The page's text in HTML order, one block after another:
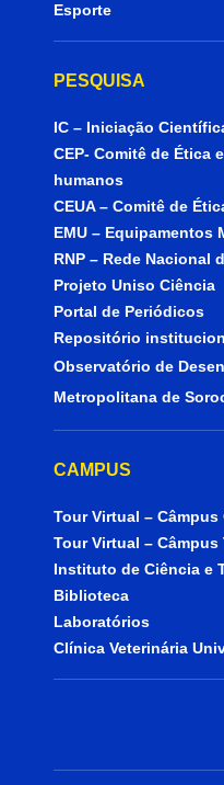
Esporte
PESQUISA
IC – Iniciação
CEP- Comitê de Ética
humanos
CEUA – Comitê de
EMU – Equipamentos
RNP – Rede Nacional
Projeto Uniso Ciência
Portal de Periódicos
Repositório
Observatório de
Metropolitana de
CAMPUS
Tour Virtual –
Tour Virtual – Câmpus
Instituto de Ciência e
Biblioteca
Laboratórios
Clínica Veterinária